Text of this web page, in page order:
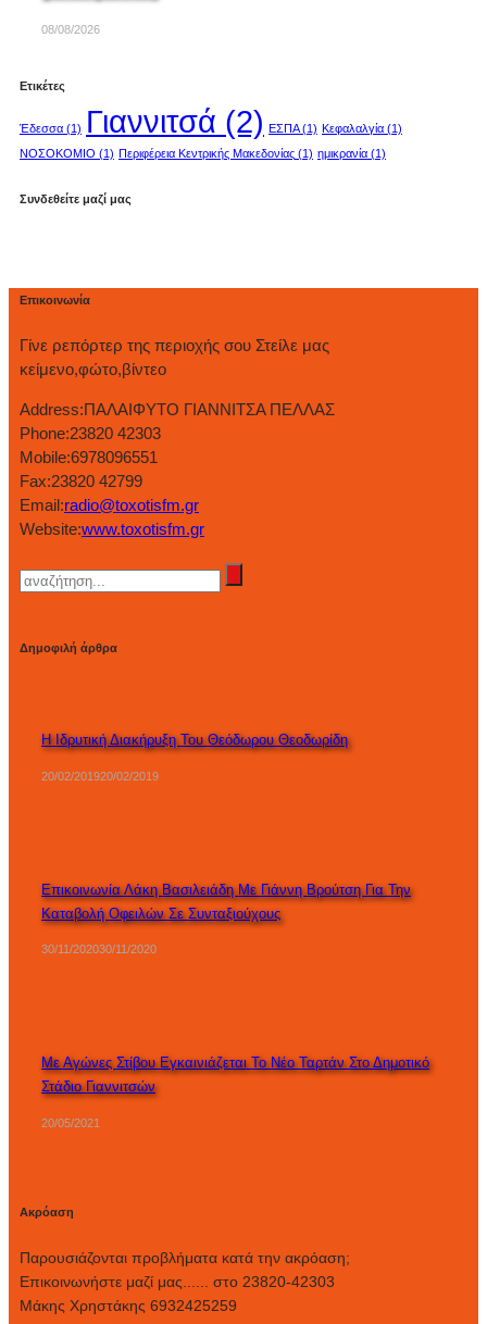
08/08/2026
Ετικέτες
Έδεσσα (1) Γιαννιτσά (2) ΕΣΠΑ(1) Κεφαλαλγία (1)
ΝΟΣΟΚΟΜΙΟ (1) Περιφέρεια Κεντρικής Μακεδονίας (1) ημικρανία (1)
Συνδεθείτε μαζί μας
Επικοινωνία
Γίνε ρεπόρτερ της περιοχής σου Στείλε μας
κείμενο,φώτο,βίντεο
Address:ΠΑΛΑΙΦΥΤΟ ΓΙΑΝΝΙΤΣΑ ΠΕΛΛΑΣ
Phone:23820 42303
Mobile:6978096551
Fax:23820 42799
Email:radio@toxotisfm.gr
Website:www.toxotisfm.gr
Δημοφιλή άρθρα
Η Ιδρυτική Διακήρυξη Του Θεόδωρου Θεοδωρίδη
20/02/201920/02/2019
Επικοινωνία Λάκη Βασιλειάδη Με Γιάννη Βρούτση Για Την
Καταβολή Οφειλών Σε Συνταξιούχους
30/11/202030/11/2020
Με Αγώνες Στίβου Εγκαινιάζεται Το Νέο Ταρτάν Στο Δημοτικό
Στάδιο Γιαννιτσών
20/05/2021
Ακρόαση
Παρουσιάζονται προβλήματα κατά την ακρόαση;
Επικοινωνήστε μαζί μας...... στο 23820-42303
Μάκης Χρηστάκης 6932425259